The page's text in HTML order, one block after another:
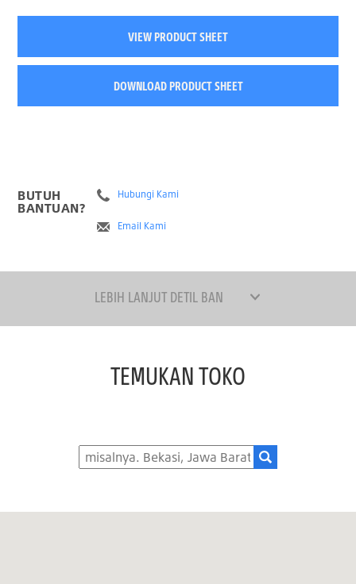
VIEW PRODUCT SHEET
DOWNLOAD PRODUCT SHEET
BUTUH
BANTUAN?
Hubungi Kami
Email Kami
LEBIH LANJUT DETIL BAN
TEMUKAN TOKO